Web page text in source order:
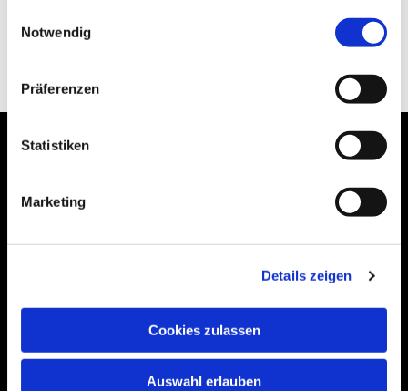
Notwendig
Präferenzen
Statistiken
Marketing
Details zeigen
Cookies zulassen
Auswahl erlauben
Bogenstraße 4A
Bitte akzeptieren Sie Marketing-Cookies,
um diese Karte anzuzeigen.